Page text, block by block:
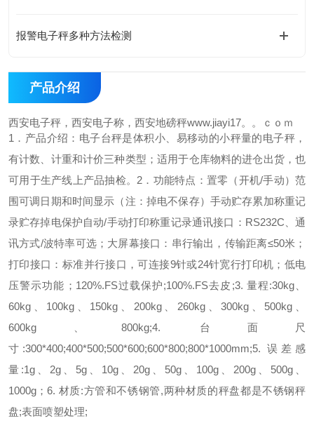
报警电子秤多种方法检测
产品介绍
西安电子秤，西安电子称，西安地磅秤www.jiayi17。。ｃｏｍ
1．产品介绍： 电子台秤是体积小、易移动的小秤量的电子秤，
有计数、计重和计价三种类型；适用于仓库物料的进仓出货，也
可用于生产线上产品抽检。 2．功能特点： 置零（开机/手动）范
围可调日期和时间显示（注：掉电不保存） 手动贮存累加称重记
录贮存掉电保护自动/手动打印称重记录通讯接口：RS232C、通
讯方式/波特率可选； 大屏幕接口：串行输出，传输距离≤50米；
打印接口：标准并行接口，可连接9针或24针宽行打印机； 低电
压警示功能； 120%.FS过载保护;100%.FS去皮;3. 量程:30kg、
60kg、100kg、150kg、200kg、260kg、300kg、500kg、
600kg、800kg;4. 台面尺
寸:300*400;400*500;500*600;600*800;800*1000mm;5. 误差感
量:1g、2g、5g、10g、20g、50g、100g、200g、500g、
1000g； 6. 材质:方管和不锈钢管,两种材质的秤盘都是不锈钢秤
盘;表面喷塑处理;